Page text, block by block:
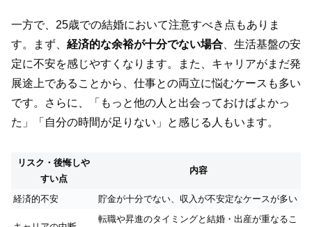
一方で、25歳での結婚において注意すべき点もありま
す。まず、 経済的な余裕が十分でない場合 、生活基盤の安
定に不安を感じやすくなります。また、キャリアがまだ発
展途上であることから、仕事との両立に悩むケースも多い
です。さらに、「もっと他の人と出会っておけばよかっ
た」「自分の時間が足りない」と感じる人もいます。
リスク・後悔しや
すい点
内容
経済的不安 貯金が十分でない、収入が不安定なケースが多い
転職や昇進のタイミングと結婚・出産が重なるこ